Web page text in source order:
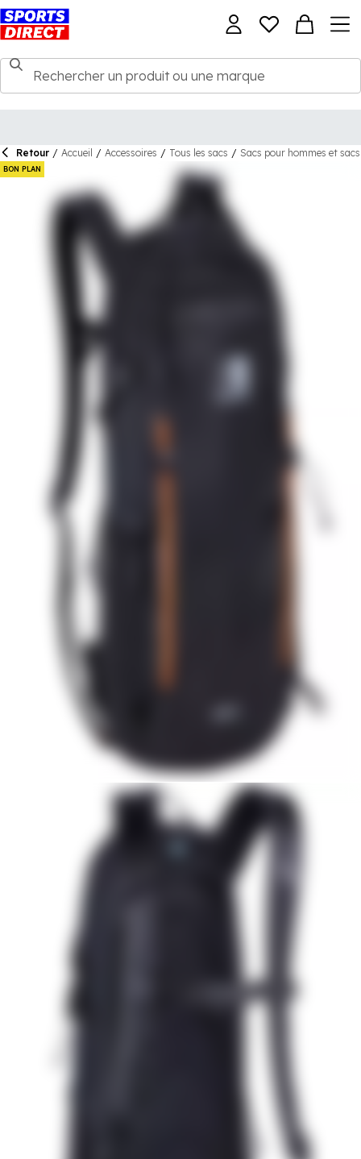
Retour / Accueil / Accessoires / Tous les sacs / Sacs pour hommes et
BON PLAN